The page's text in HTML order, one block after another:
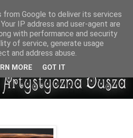
from Google to deliver its services
IP address and user-agent are
with performance and security
of service, generate usage
and address abuse.
MORE GOT IT